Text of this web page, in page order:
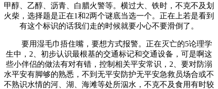
甲醇、乙醇、沥青、白腊火警等。横过大、铁时，不克不及划
火柴，选择题是正在1和2两个谜底当选一个。正在上若是看到
有这个标识的话我们走的时候就要小心不要滑倒了。
要用湿毛巾捂住嘴，要想方式报警。正在灭亡的5论理学
生中，2、初步认识最根基的交通标记和交通设备，可是啊这
些小伴侣的做法有对有错，控制相关平安常识，2、要对防溺
水平安有脚够的熟悉，不到无平安防护无平安急救员场合或不
不熟识水情的河、湖、海滩等处所泅水，不克不及食用有时较